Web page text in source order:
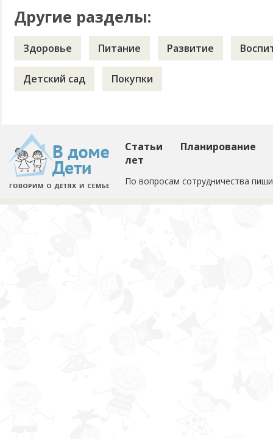
Другие разделы:
Здоровье Питание Развитие
Детский сад Покупки
Статьи
Планирование
лет
По вопросам сотрудничества